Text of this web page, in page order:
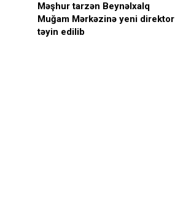
Məşhur tarzən Beynəlxalq
Muğam Mərkəzinə yeni direktor
təyin edilib